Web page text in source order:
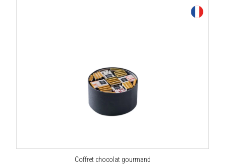
Coffret chocolat gourmand